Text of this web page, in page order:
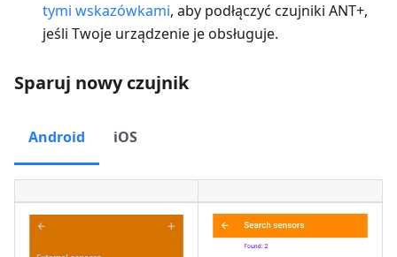
tymi wskazówkami, aby podłączyć czujniki ANT+,
jeśli Twoje urządzenie je obsługuje.
Sparuj nowy czujnik
Android iOS